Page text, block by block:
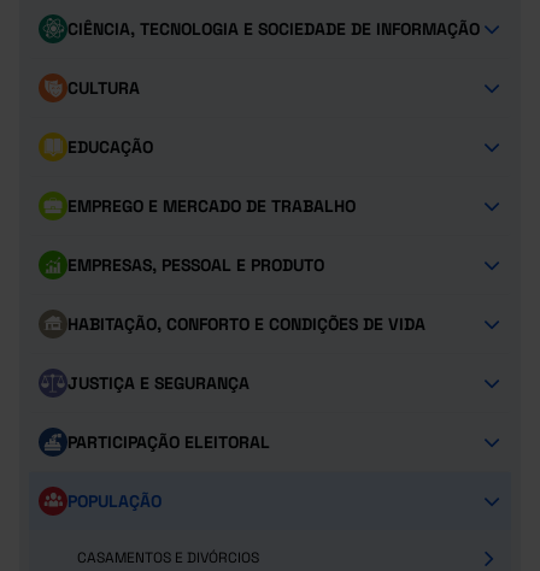
CIÊNCIA, TECNOLOGIA E SOCIEDADE DE INFORMAÇÃO
CULTURA
EDUCAÇÃO
EMPREGO E MERCADO DE TRABALHO
EMPRESAS, PESSOAL E PRODUTO
HABITAÇÃO, CONFORTO E CONDIÇÕES DE VIDA
JUSTIÇA E SEGURANÇA
PARTICIPAÇÃO ELEITORAL
POPULAÇÃO
CASAMENTOS E DIVÓRCIOS